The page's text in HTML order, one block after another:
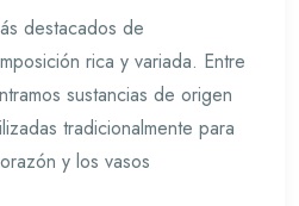
destacados de
rica y variada. Entre
sustancias de origen
tradicionalmente para
y los vasos